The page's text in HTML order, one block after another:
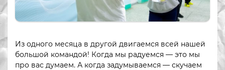
Из одного месяца в другой двигаемся всей нашей
большой командой! Когда мы радуемся — это мы
про вас думаем. А когда задумываемся — скучаем